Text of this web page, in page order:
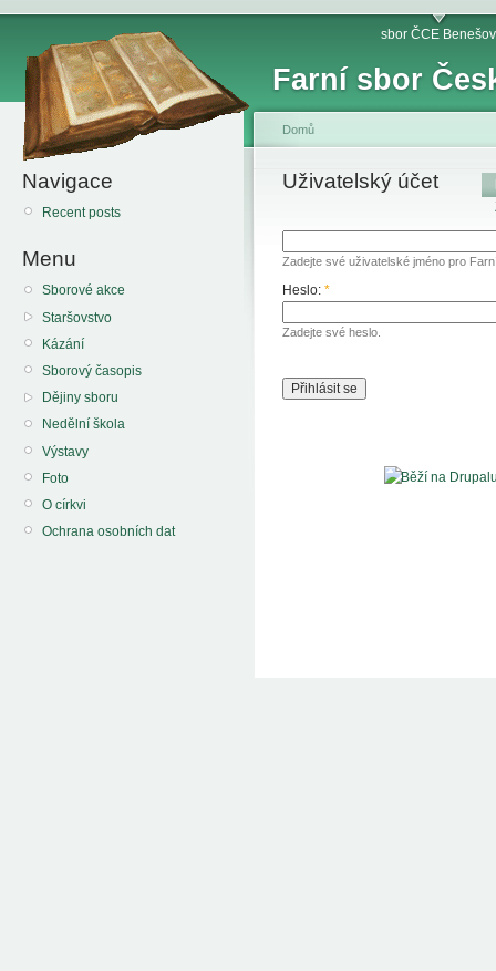
Farní sbor
sbor ČCE Benešov
Navigace
Recent posts
Menu
Sborové akce
Staršovstvo
Kázání
Sborový časopis
Dějiny sboru
Nedělní škola
Výstavy
Foto
O církvi
Ochrana osobních dat
Domů
Uživatelský účet
Zadejte své uživatelské jméno pro
Heslo: *
Zadejte své heslo.